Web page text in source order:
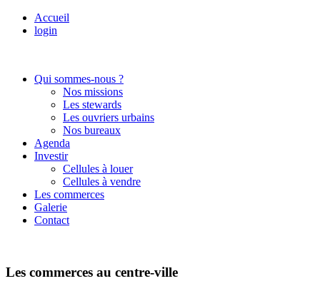
Accueil
login
Qui sommes-nous ?
Nos missions
Les stewards
Les ouvriers urbains
Nos bureaux
Agenda
Investir
Cellules à louer
Cellules à vendre
Les commerces
Galerie
Contact
Les commerces au centre-ville